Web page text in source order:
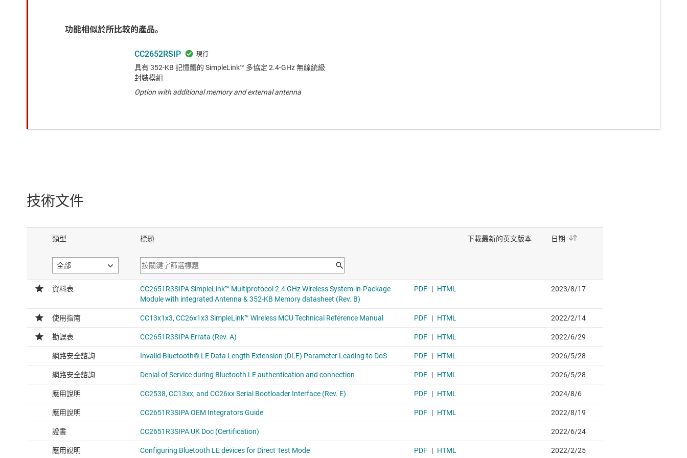
功能相似於所比較的產品。
CC2652RSIP
具有 352-KB 記憶體的 SimpleLink™ 多協定 2.4-GHz 無線統級
封裝模組
Option with additional memory and external antenna
技術文件